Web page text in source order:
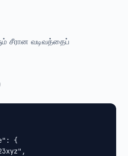
சீரான வடிவத்தைப்
{